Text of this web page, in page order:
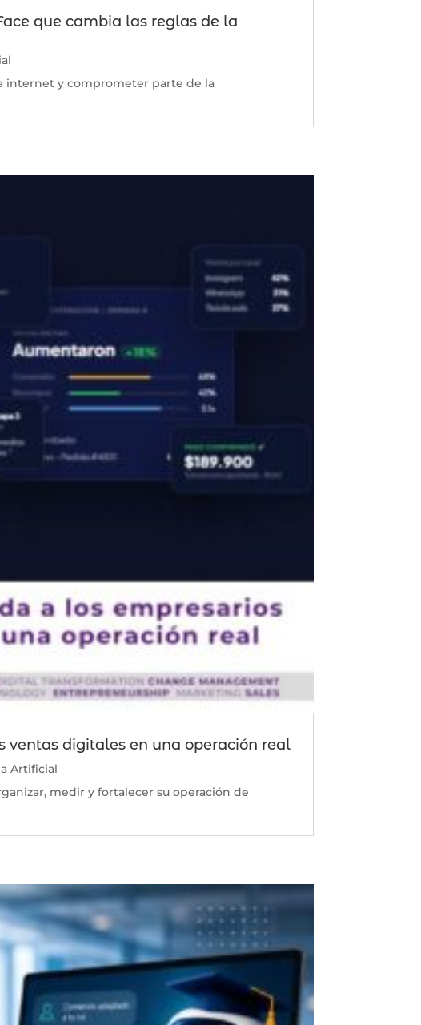
que cambia las reglas de la
internet y comprometer parte de la
ventas digitales en una operación real
Artificial
medir y fortalecer su operación de